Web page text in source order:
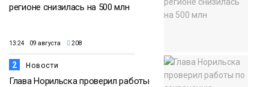
регионе снизилась на 500 млн
13:24 09 августа 208
2 Новости
Глава Норильска проверил работы